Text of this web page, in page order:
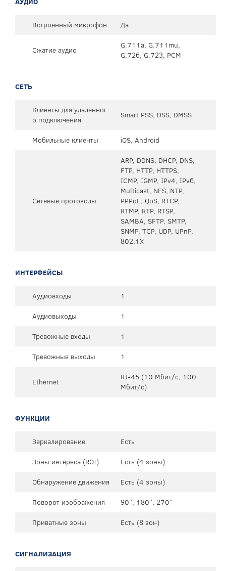
Встроенный микрофон Да
Сжатие аудио
G.711a, G.711mu,
G.726, G.723, PCM
СЕТЬ
Клиенты для удаленног
о подключения
Smart PSS, DSS, DMSS
Мобильные клиенты iOS, Android
Сетевые протоколы
ARP, DDNS, DHCP, DNS,
FTP, HTTP, HTTPS,
ICMP, IGMP, IPv4, IPv6,
Multicast, NFS, NTP,
PPPoE, QoS, RTCP,
RTMP, RTP, RTSP,
SAMBA, SFTP, SMTP,
SNMP, TCP, UDP, UPnP,
802.1X
ИНТЕРФЕЙСЫ
Аудиовходы
1
Аудиовыходы
1
Тревожные входы
1
Тревожные выходы
1
Ethernet
RJ-45 (10 Мбит/с, 100
Мбит/с)
ФУНКЦИИ
Зеркалирование
Есть
Зоны интереса (ROI)
Есть (4 зоны)
Обнаружение движения
Есть (4 зоны)
Поворот изображения
90°, 180°, 270°
Приватные зоны
Есть (8 зон)
СИГНАЛИЗАЦИЯ